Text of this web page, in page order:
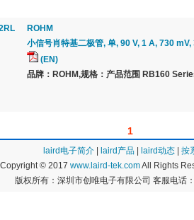
ROHM
小信号肖特基二极管, 单, 90 V, 1 A, 730 mV,
(EN)
品牌：ROHM,规格：产品范围 RB160
1
laird电子简介 laird产品 laird动态
按
Copyright © 2017 www.laird-tek.comAll Rights
版权所有：深圳市创唯电子有限公司 客服电话